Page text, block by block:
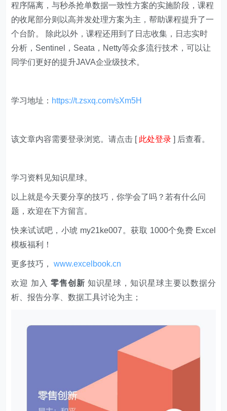
程序隔离，与秒杀抢单数据一致性方案的实施阶段，课程
的收尾部分则以高并发处理方案为主，帮助课程提升了一
个台阶。 除此以外，课程还用到了日志收集，日志实时
分析，Sentinel，Seata，Netty等众多流行技术，可以让
同学们更好的提升JAVA企业级技术。
学习地址： https://t.zsxq.com/sXm5H
该文章内容需要登录浏览。请点击 [ 此处登录 ] 后查看。
学习资料见知识星球。
以上就是今天要分享的技巧，你学会了吗？若有什么问
题，欢迎在下方留言。
快来试试吧，小琥 my21ke007。获取 1000个免费 Excel
模板福利​​​​！
更多技巧，www.excelbook.cn
欢迎 加入 零售创新 知识星球，知识星球主要以数据分
析、报告分享、数据工具讨论为主；